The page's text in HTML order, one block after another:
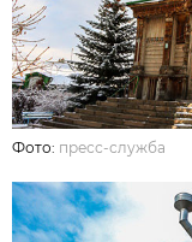
Фото: пресс-служба